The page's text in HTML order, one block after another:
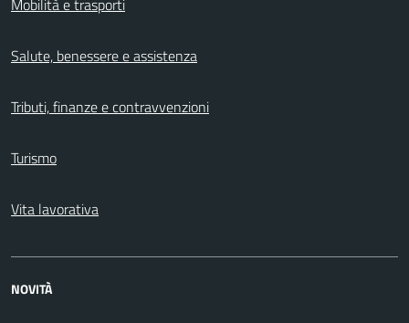
Mobilità e trasporti
Salute, benessere e assistenza
Tributi, finanze e contravvenzioni
Turismo
Vita lavorativa
NOVITÀ